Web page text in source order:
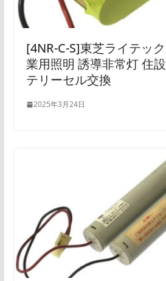
[4NR-C-S]東芝ライテッ
業用照明 誘導非常灯 住
テリーセル交換
2025年3月24日